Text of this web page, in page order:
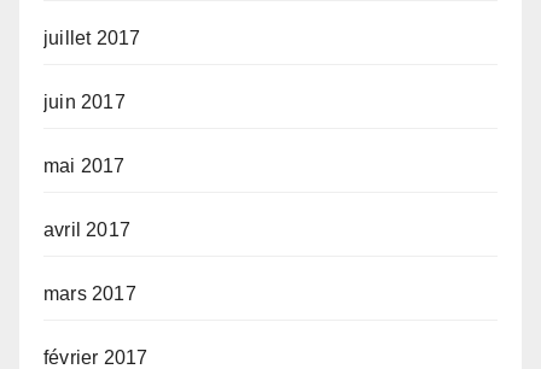
juillet 2017
juin 2017
mai 2017
avril 2017
mars 2017
février 2017